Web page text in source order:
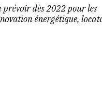
prévoir dès 2022 pour les
énergétique,